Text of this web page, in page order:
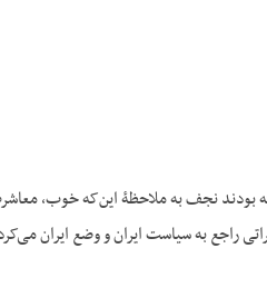
راجع به سیاست ایران و وضع ایران